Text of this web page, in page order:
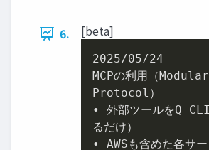
6. [beta]
2025/05/24
MCPの利用（
Protocol）
• 外部ツールをQ
るだけ）
• AWSも含めた各